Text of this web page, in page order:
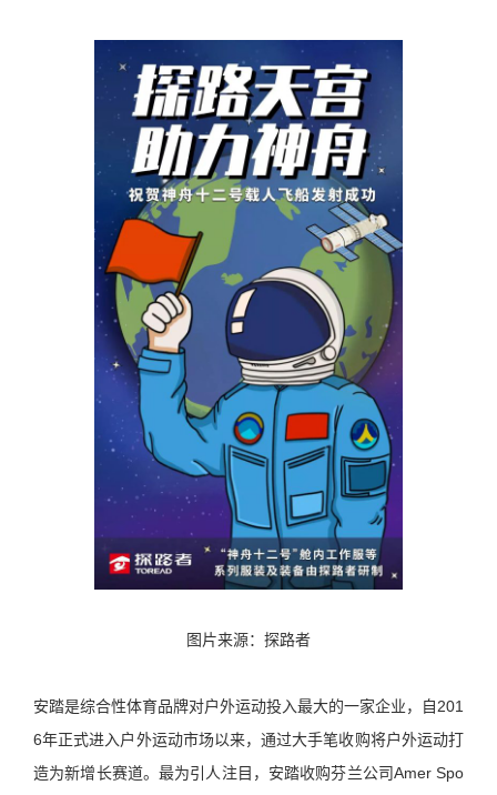
图片来源：探路者
安踏是综合性体育品牌对户外运动投入最大的一家企业，自201
6年正式进入户外运动市场以来，通过大手笔收购将户外运动打
造为新增长赛道。最为引人注目，安踏收购芬兰公司Amer Spo